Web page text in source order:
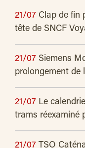
21/07 Clap de fin
tête de SNCF
21/07 Siemens
prolongement de
21/07 Le
trams réexaminé
21/07 TSO